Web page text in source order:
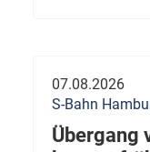
07.08.2026
S-Bahn
Übergang